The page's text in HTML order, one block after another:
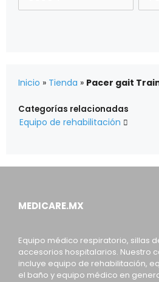
Inicio » Tienda » Pacer gait
Categorías relacionadas
Equipo de rehabilitación 
MEDICARE.MX
Equipo médico respiratorio, sillas
accesorios hospitalarios. Nuestro
incluye equipo de rehabilitación,
el baño y equipo médico en